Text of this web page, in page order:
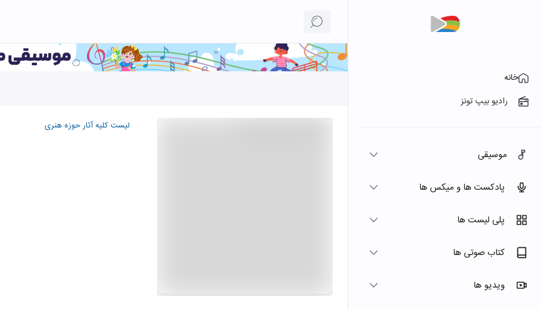
خانه
رادیو بیپ تونز
موسیقی
پادکست ها و میکس ها
پلی لیست ها
کتاب صوتی ها
ویدیو ها
لیست کلیه آثار حوزه هنری